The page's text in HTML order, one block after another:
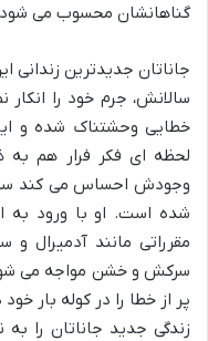
گناهانشان محسوب می
جاناتان جدیدترین زندانی
سالانش، جرم خود را
خطایی وحشتناک شده و
لحظه ای فکر فرار هم
وجودش احساس می کند
شده است. او با ورود به
مقرراتی مانند آدمیرال
سرکش و خشن مواجه می
پر از خطا را در کوله بار
زندگی جدید جاناتان را